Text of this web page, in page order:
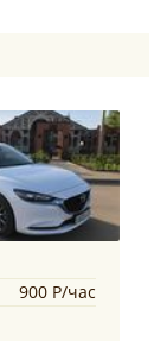
900 Р/час